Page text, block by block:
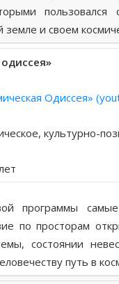
земле и своем
Одиссея»
культурно-
программы
пo просторам
состоянии
путь в